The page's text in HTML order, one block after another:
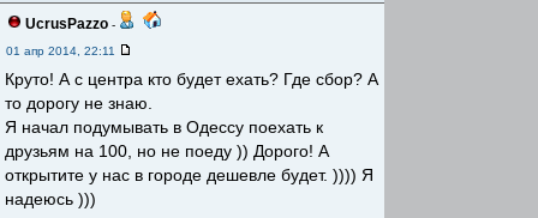
UcrusPazzo -
01 апр 2014, 22:11
Круто! А с центра кто будет ехать? Где сбор? А
то дорогу не знаю.
Я начал подумывать в Одессу поехать к
друзьям на 100, но не поеду )) Дорого! А
открытите у нас в городе дешевле будет. )))) Я
надеюсь )))